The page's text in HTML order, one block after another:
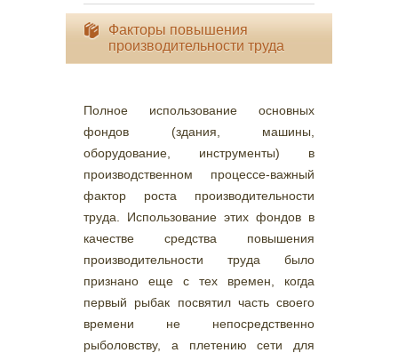
Факторы повышения
производительности труда
Полное использование основных
фондов (здания, машины,
оборудование, инструменты) в
производственном процессе-важный
фактор роста производительности
труда. Использование этих фондов в
качестве средства повышения
производительности труда было
признано еще с тех времен, когда
первый рыбак посвятил часть своего
времени не непосредственно
рыболовству, а плетению сети для